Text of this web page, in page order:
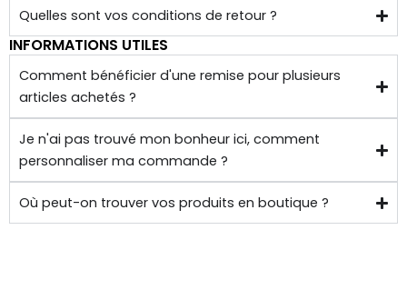
de
chez
soi.
Quelles sont vos conditions de retour ?
INFORMATIONS UTILES
Comment bénéficier d'une remise pour plusieurs
articles achetés ?
Je n'ai pas trouvé mon bonheur ici, comment
personnaliser ma commande ?
Où peut-on trouver vos produits en boutique ?